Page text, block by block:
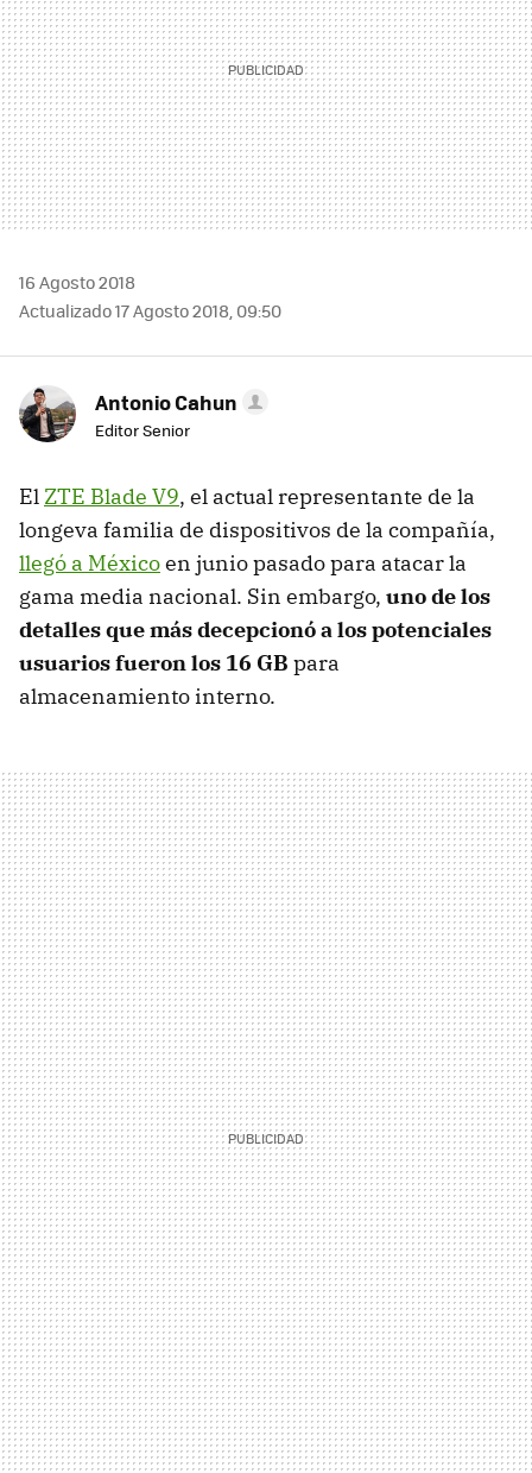
16 Agosto 2018
Actualizado 17 Agosto 2018, 09:50
Antonio Cahun
Editor Senior
El ZTE Blade V9, el actual representante de la
longeva familia de dispositivos de la compañía,
llegó a Méxicoen junio pasado para atacar la
gama media nacional. Sin embargo, uno de los
detalles que más decepcionó a los potenciales
usuarios fueron los 16 GB para
almacenamiento interno.